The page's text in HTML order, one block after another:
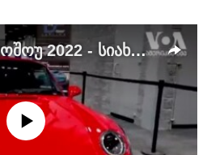
ვაშინგტონის ავტოშოუ 2022 - სიახლეები და გამოწვევები
currently available